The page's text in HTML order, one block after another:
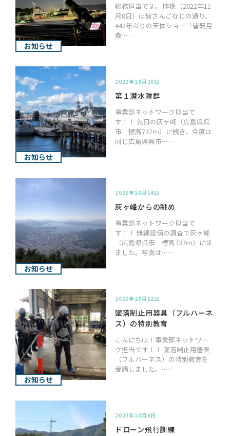
お知らせ
総務担当です。 昨夜（2022年11
月8日）は皆さんご存じの通り、
442年ぶりの天体ショー「皆既月
食……
お知らせ
2022年10月20日
第１潜水隊群
事業部ネットワーク担当で
す！！ 先日の灰ヶ峰（広島県呉
市 標高737ｍ）に続き、今度は
同じ広島県呉市……
お知らせ
2022年10月14日
灰ヶ峰からの眺め
事業部ネットワーク担当で
す！！ 無線設備の調査で灰ヶ峰
（広島県呉市 標高737ｍ）に来
ました。写真は……
お知らせ
2022年10月12日
墜落制止用器具（フルハーネ
ス）の特別教育
こんにちは！事業部ネットワー
ク担当です！！ 墜落制止用器具
（フルハーネス）の特別教育を
受講しました。……
2022年10月6日
ドローン飛行訓練